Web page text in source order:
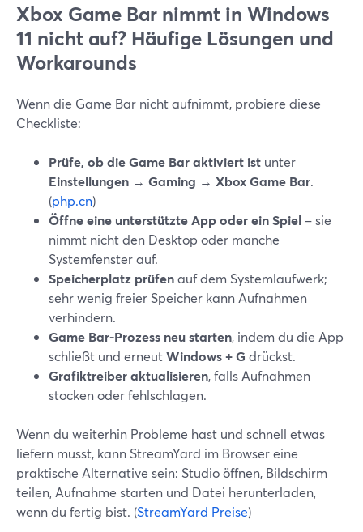
Xbox Game Bar nimmt in Windows
11 nicht auf? Häufige Lösungen und
Workarounds
Wenn die Game Bar nicht aufnimmt, probiere diese
Checkliste:
Prüfe, ob die Game Bar aktiviert ist unter
Einstellungen → Gaming → Xbox Game Bar.
(php.cn)
Öffne eine unterstützte App oder ein Spiel – sie
nimmt nicht den Desktop oder manche
Systemfenster auf.
Speicherplatz prüfenauf dem Systemlaufwerk;
sehr wenig freier Speicher kann Aufnahmen
verhindern.
Game Bar-Prozess neu starten, indem du die App
schließt und erneutWindows + G drückst.
Grafiktreiber aktualisieren, falls Aufnahmen
stocken oder fehlschlagen.
Wenn du weiterhin Probleme hast und schnell etwas
liefern musst, kann StreamYard im Browser eine
praktische Alternative sein: Studio öffnen, Bildschirm
teilen, Aufnahme starten und Datei herunterladen,
wenn du fertig bist. (StreamYard Preise)